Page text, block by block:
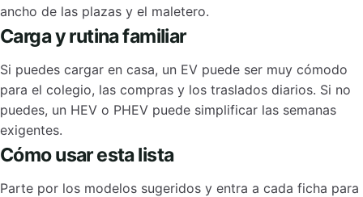
ancho de las plazas y el maletero.
Carga y rutina familiar
Si puedes cargar en casa, un EV puede ser muy cómodo
para el colegio, las compras y los traslados diarios. Si no
puedes, un HEV o PHEV puede simplificar las semanas
exigentes.
Cómo usar esta lista
Parte por los modelos sugeridos y entra a cada ficha para